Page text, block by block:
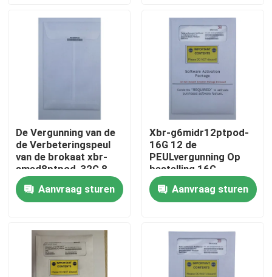
Fabrieksreis
Nieuws
Nvidia AI-producten
de Module van 100G QSFP28
De Vergunning van de
de Verbeteringspeul
van de brokaat xbr-
smed8ptpod-32G 8
Haven 32G QSFP voor
G610-Schakelaar
Aanvraag sturen
Xbr-g6midr12ptpod-
16G 12 de
PEULvergunning Op
bestelling 16G
SWLSFPS van het
Havensbrokaat
Aanvraag sturen